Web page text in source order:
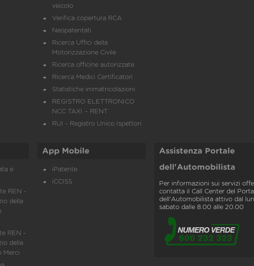
veicolo
Verifica copertura RCA
Neopatentati
Ricerca Uffici della
Motorizzazione Civile
Ricerca officine autorizzate
Ricerca Medici Certificatori
Statistiche immatricolazioni
REGISTRO ELETTRONICO
NCC TAXI – RENT
RUI - Registro Unico Ispettori
e
REN -
della
REN -
della
Merci
App Mobile
iPatente
iCCISS
Assistenza Portale
dell'Automobilista
Per informazioni sui servizi
contatta il Call Center del
dell'Automobilista attivo dal
sabato dalle 8.00 alle 20.00